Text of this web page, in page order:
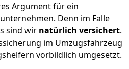
Argument für ein
Denn im Falle
sind wir natürlich versichert.
im Umzugsfahrzeug
vorbildlich umgesetzt.